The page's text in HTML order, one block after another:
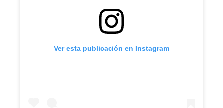
Ver esta publicación en Instagram